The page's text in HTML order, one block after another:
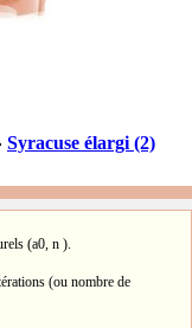
Syracuse élargi (2)
(a0, n ).
(ou nombre de